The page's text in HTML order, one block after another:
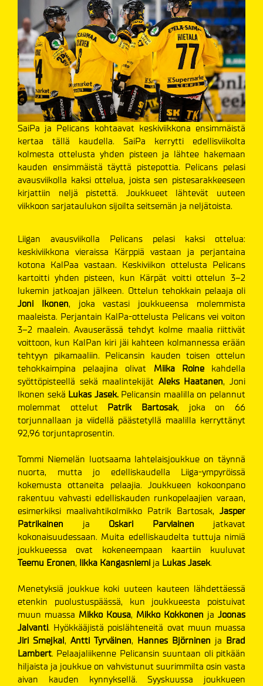
SaiPa ja Pelicans kohtaavat keskiviikkona ensimmäistä
kertaa tällä kaudella. SaiPa kerrytti edellisviikolta
kolmesta ottelusta yhden pisteen ja lähtee hakemaan
kauden ensimmäistä täyttä pistepottia. Pelicans pelasi
avausviikolla kaksi ottelua, joista sen pistesarakkeeseen
kirjattiin neljä pistettä. Joukkueet lähtevät uuteen
viikkoon sarjataulukon sijoilta seitsemän ja neljätoista.
Liigan avausviikolla Pelicans pelasi kaksi ottelua:
keskiviikkona vieraissa Kärppiä vastaan ja perjantaina
kotona KalPaa vastaan. Keskiviikon ottelusta Pelicans
kartoitti yhden pisteen, kun Kärpät voitti ottelun 3–2
lukemin jatkoajan jälkeen. Ottelun tehokkain pelaaja oli
Joni Ikonen, joka vastasi joukkueensa molemmista
maaleista. Perjantain KalPa-ottelusta Pelicans vei voiton
3–2 maalein. Avauserässä tehdyt kolme maalia riittivät
voittoon, kun KalPan kiri jäi kahteen kolmannessa erään
tehtyyn pikamaaliin. Pelicansin kauden toisen ottelun
tehokkaimpina pelaajina olivat Miika Roinekahdella
syöttöpisteellä sekä maalintekijät Aleks Haatanen, Joni
Ikonen sekä Lukas Jasek.Pelicansin maalilla on pelannut
molemmat ottelut Patrik Bartosak, joka on 66
torjunnallaan ja viidellä päästetyllä maalilla kerryttänyt
92,96 torjuntaprosentin.
Tommi Niemelän luotsaama lahtelaisjoukkue on täynnä
nuorta, mutta jo edelliskaudella Liiga-ympyröissä
kokemusta ottaneita pelaajia. Joukkueen kokoonpano
rakentuu vahvasti edelliskauden runkopelaajien varaan,
esimerkiksi maalivahtikolmikko Patrik Bartosak, Jasper
Patrikainen ja Oskari Parviainen jatkavat
kokonaisuudessaan. Muita edelliskaudelta tuttuja nimiä
joukkueessa ovat kokeneempaan kaartiin kuuluvat
Teemu Eronen, Iikka Kangasniemi ja Lukas Jasek.
Menetyksiä joukkue koki uuteen kauteen lähdettäessä
etenkin puolustuspäässä, kun joukkueesta poistuivat
muun muassa Mikko Kousa, Mikko Kokkonen ja Joonas
Jalvanti. Hyökkääjistä poislähteneitä ovat muun muassa
Jiri Smejkal, Antti Tyrväinen, Hannes Björninen ja Brad
Lambert. Pelaajaliikenne Pelicansin suuntaan oli pitkään
hiljaista ja joukkue on vahvistunut suurimmilta osin vasta
aivan kauden kynnyksellä. Syyskuussa joukkueen